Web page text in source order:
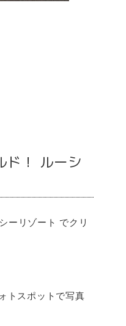
ド！ ルーシ
ーリゾート でクリ
トスポットで写真